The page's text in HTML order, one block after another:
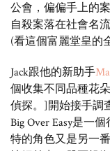
公會，偏偏手上的
自殺案落在社會名流
(看這個富麗堂皇的
Jack跟他的新助手
個收集不同品種花
偵探。]開始接手調
Big Over Easy是一
特的角色又是另一